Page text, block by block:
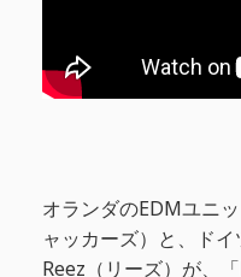
オランダのEDMユニ
ャッカーズ）と、ドイ
Reez（リーズ）が、